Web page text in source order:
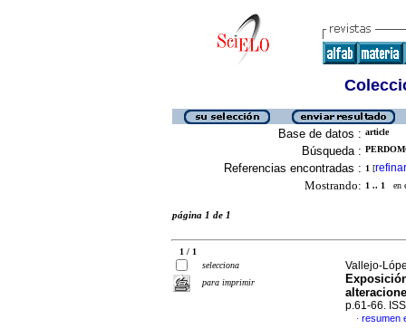
Base de datos : article
Búsqueda :
Referencias encontradas : 1 [refinar
Mostrando: 1 .. 1 en
página 1 de 1
1 / 1
selecciona
para imprimir
Vallejo-
p.61-66.
· resumen